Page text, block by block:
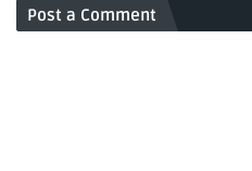
Post a Comment